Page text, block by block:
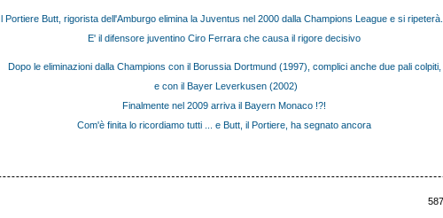
l Portiere Butt, rigorista dell'Amburgo elimina la Juventus nel 2000 dalla Champions League e si ripeterà...
E' il difensore juventino Ciro Ferrara che causa il rigore decisivo
Dopo le eliminazioni dalla Champions con il Borussia Dortmund (1997), complici anche due pali colpiti,
e con il Bayer Leverkusen (2002)
Finalmente nel 2009 arriva il Bayern Monaco !?!
Com'è finita lo ricordiamo tutti ... e Butt, il Portiere, ha segnato ancora